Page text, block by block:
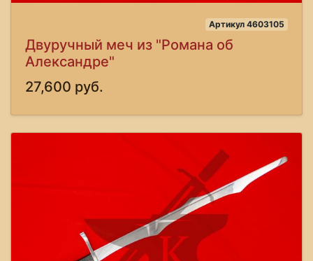
Артикул 4603105
Двуручный меч из "Романа об
Александре"
27,600 руб.